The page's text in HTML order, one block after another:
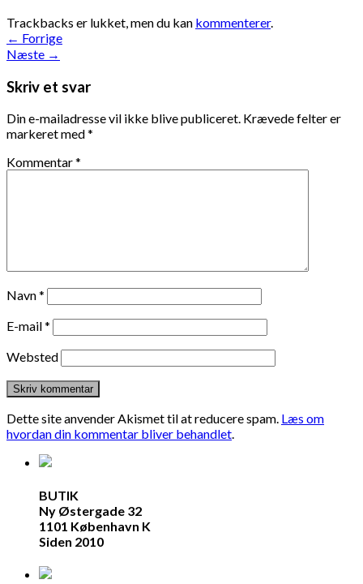
Trackbacks er lukket, men du kan kommenterer.
← Forrige
Næste →
Skriv et svar
Din e-mailadresse vil ikke blive publiceret. Krævede felter er
markeret med*
Kommentar*
Navn*
E-mail*
Websted
Dette site anvender Akismet til at reducere spam. Læs om
hvordan din kommentar bliver behandlet.
BUTIK
Ny Østergade 32
1101 København K
Siden 2010